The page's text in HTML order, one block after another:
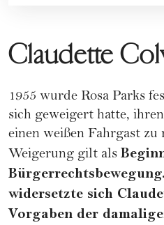
Claudette
1955 wurde Rosa Parks
sich geweigert hatte,
einen weißen Fahrgast zu
Weigerung gilt als
Bürgerrechtsbewegung.
widersetzte sich
Vorgaben der